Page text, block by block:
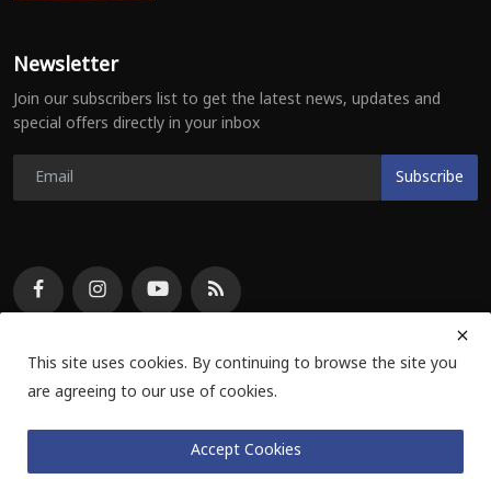
Newsletter
Join our subscribers list to get the latest news, updates and
special offers directly in your inbox
Subscribe
Terms & Conditions
This site uses cookies. By continuing to browse the site you
are agreeing to our use of cookies.
Accept Cookies